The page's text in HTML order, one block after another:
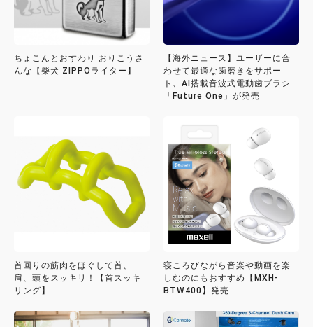
ちょこんとおすわり おりこうさ
んな【柴犬 ZIPPOライター】
【海外ニュース】ユーザーに合
わせて最適な歯磨きをサポー
ト、AI搭載音波式電動歯ブラシ
「Future One」が発売
首回りの筋肉をほぐして首、
肩、頭をスッキリ！【首スッキ
リング】
寝ころびながら音楽や動画を楽
しむのにもおすすめ【MXH-
BTW400】発売